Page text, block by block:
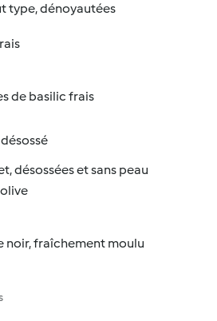
type, dénoyautées
de basilic frais
désossées et sans peau
noir, fraîchement moulu